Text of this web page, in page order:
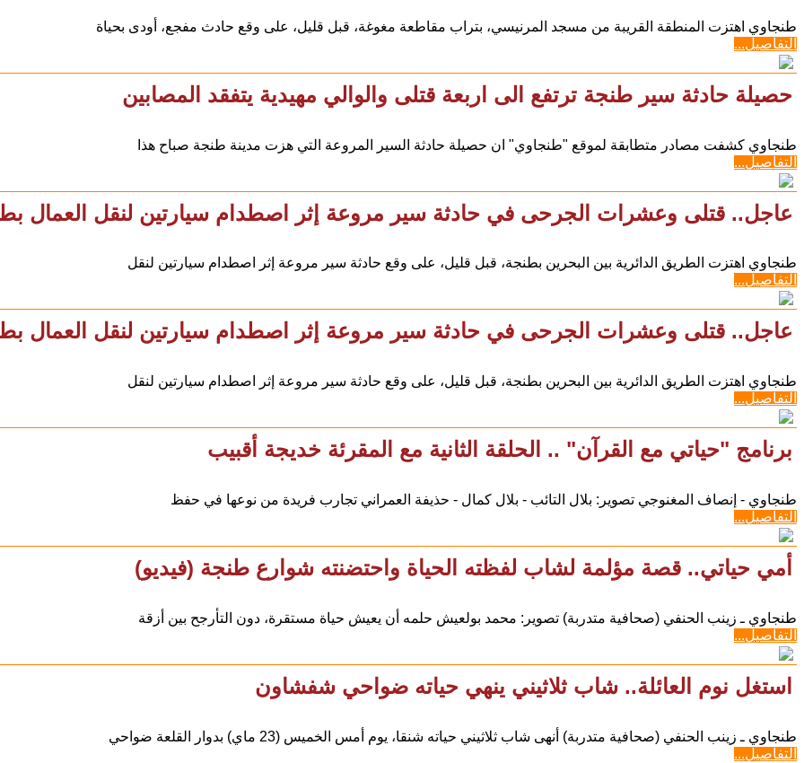
طنجاوي اهتزت المنطقة القريبة من مسجد المرنيسي، بتراب مقاطعة مغوغة، قبل قليل، على وقع حادث مفجع، أودى بحياة
التفاصيل...
حصيلة حادثة سير طنجة ترتفع الى اربعة قتلى والوالي مهيدية يتفقد المصابين
طنجاوي كشفت مصادر متطابقة لموقع "طنجاوي" ان حصيلة حادثة السير المروعة التي هزت مدينة طنجة صباح هذا
التفاصيل...
عاجل.. قتلى وعشرات الجرحى في حادثة سير مروعة إثر اصطدام سيارتين لنقل العمال
طنجاوي اهتزت الطريق الدائرية بين البحرين بطنجة، قبل قليل، على وقع حادثة سير مروعة إثر اصطدام سيارتين لنقل
التفاصيل...
عاجل.. قتلى وعشرات الجرحى في حادثة سير مروعة إثر اصطدام سيارتين لنقل العمال
طنجاوي اهتزت الطريق الدائرية بين البحرين بطنجة، قبل قليل، على وقع حادثة سير مروعة إثر اصطدام سيارتين لنقل
التفاصيل...
برنامج "حياتي مع القرآن" .. الحلقة الثانية مع المقرئة خديجة أقبيب
طنجاوي - إنصاف المغنوجي تصوير: بلال التائب - بلال كمال - حذيفة العمراني تجارب فريدة من نوعها في حفظ
التفاصيل...
أمي حياتي.. قصة مؤلمة لشاب لفظته الحياة واحتضنته شوارع طنجة (فيديو)
طنجاوي ـ زينب الحنفي (صحافية متدربة) تصوير: محمد بولعيش حلمه أن يعيش حياة مستقرة، دون التأرجح بين أزقة
التفاصيل...
استغل نوم العائلة.. شاب ثلاثيني ينهي حياته ضواحي شفشاون
طنجاوي ـ زينب الحنفي (صحافية متدربة) أنهى شاب ثلاثيني حياته شنقا، يوم أمس الخميس (23 ماي) بدوار القلعة ضواحي
التفاصيل...